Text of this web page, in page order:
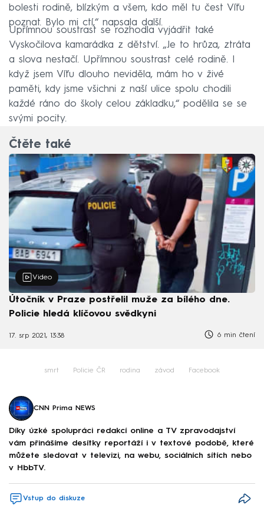
bolesti rodině, blízkým a všem, kdo měl tu čest Víťu
poznat. Bylo mi ctí,“ napsala další.
Upřímnou soustrast se rozhodla vyjádřit také
Vyskočilova kamarádka z dětství. „Je to hrůza, ztráta
a slova nestačí. Upřímnou soustrast celé rodině. I
když jsem Víťu dlouho neviděla, mám ho v živé
paměti, kdy jsme všichni z naší ulice spolu chodili
každé ráno do školy celou základku,“ podělila se se
svými pocity.
Čtěte také
Video
Útočník v Praze postřelil muže za bílého dne.
Policie hledá klíčovou svědkyni
17. srp 2021, 13:38 6 min čtení
smrt Policie ČR rodina závod Facebook
CNN Prima NEWS
Díky úzké spolupráci redakcí online a TV zpravodajství
vám přinášíme desítky reportáží i v textové podobě, které
můžete sledovat v televizi, na webu, sociálních sítích nebo
v HbbTV.
Vstup do diskuze